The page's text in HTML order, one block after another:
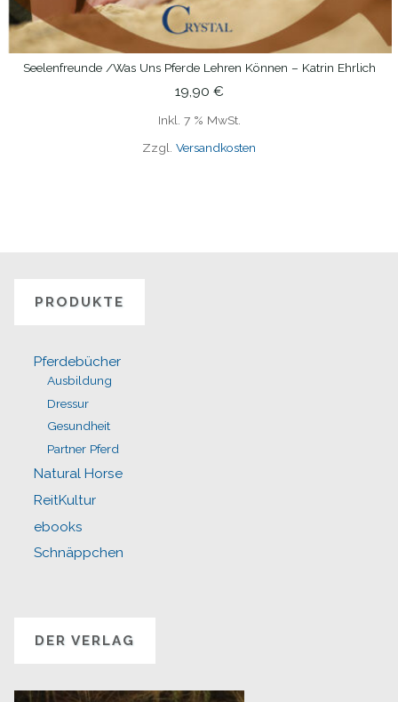
IN DEN WARENKORB
Seelenfreunde /Was Uns Pferde Lehren Können – Katrin Ehrlich
19,90 €
Inkl. 7 % MwSt.
Zzgl. Versandkosten
PRODUKTE
Pferdebücher
Ausbildung
Dressur
Gesundheit
Partner Pferd
Natural Horse
ReitKultur
ebooks
Schnäppchen
DER VERLAG